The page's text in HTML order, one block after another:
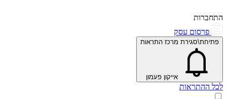
התחברות
פרסום עסק
פתיחת\סגירת מרכז התראות
אייקון פעמון
לכל ההתראות